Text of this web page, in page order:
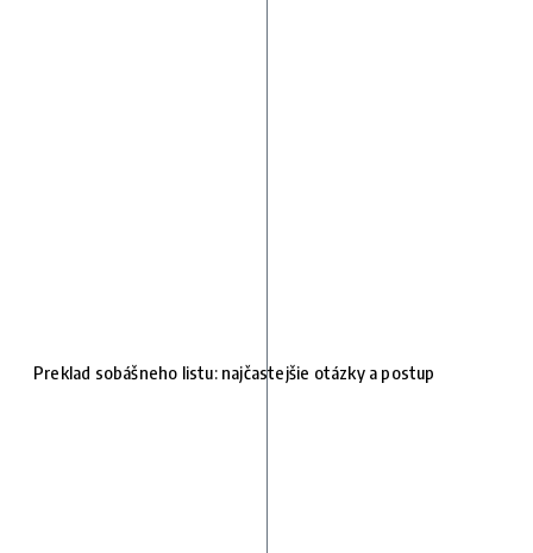
Preklad sobášneho listu: najčastejšie otázky a postup